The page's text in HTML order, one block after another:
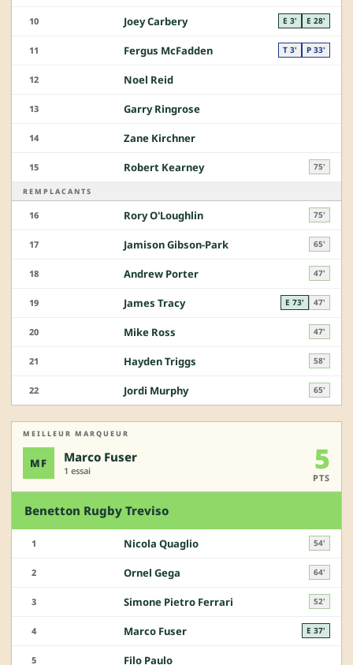
10 Joey Carbery E 3' E 28'
11 Fergus McFadden T 3' P 33'
12 Noel Reid
13 Garry Ringrose
14 Zane Kirchner
15 Robert Kearney 75'
REMPLACANTS
16 Rory O'Loughlin 75'
17 Jamison Gibson-Park 65'
18 Andrew Porter 47'
19 James Tracy E 73' 47'
20 Mike Ross 47'
21 Hayden Triggs 58'
22 Jordi Murphy 65'
MEILLEUR MARQUEUR
MF Marco Fuser
1 essai 5
PTS
Benetton Rugby Treviso
1 Nicola Quaglio 54'
2 Ornel Gega 64'
3 Simone Pietro Ferrari 52'
4 Marco Fuser E 37'
5 Filo Paulo